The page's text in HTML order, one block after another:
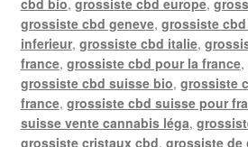
grossiste cbd geneve, grossiste
inferieur, grossiste cbd italie,
france, grossiste cbd pour la france,
grossiste cbd suisse bio, grossiste
france, grossiste cbd suisse pour
suisse vente cannabis léga,
grossiste cristaux cbd, grossiste de